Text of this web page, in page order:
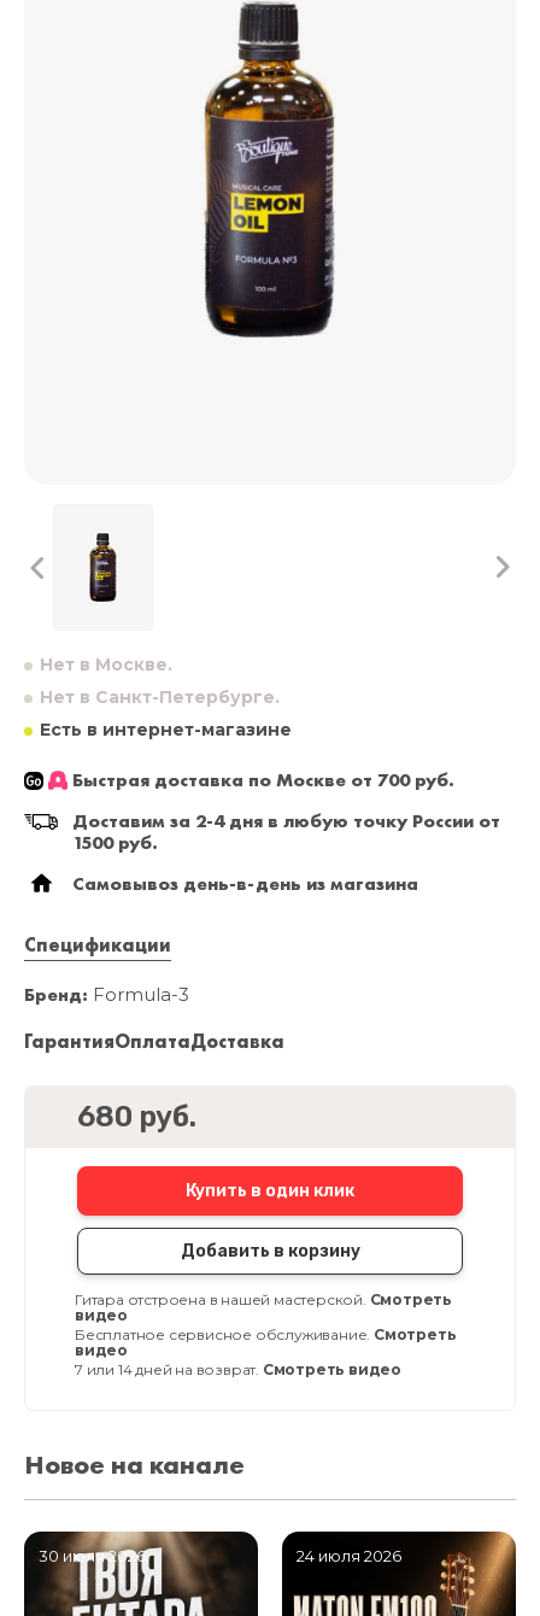
Нет в Москве.
Нет в Санкт-Петербурге.
Есть в интернет-магазине
Быстрая доставка по Москве от 700 руб.
Доставим за 2-4 дня в любую точку России от
1500 руб.
Самовывоз день-в-день из магазина
Спецификации
Бренд: Formula-3
ГарантияОплатаДоставка
680 руб.
Купить в один клик
Добавить в корзину
Гитара отстроена в нашей мастерской. Смотреть
видео
Бесплатное сервисное обслуживание. Смотреть
видео
7 или 14 дней на возврат. Смотреть видео
Новое на канале
30 июля 2026 24 июля 2026